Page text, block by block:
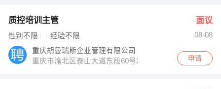
质控培训主管 面议
性别不限 经验不限
08-08
重庆胡曼瑞斯企业管理有限公司
重庆市渝北区泰山大道东段60号2幢7楼
申请